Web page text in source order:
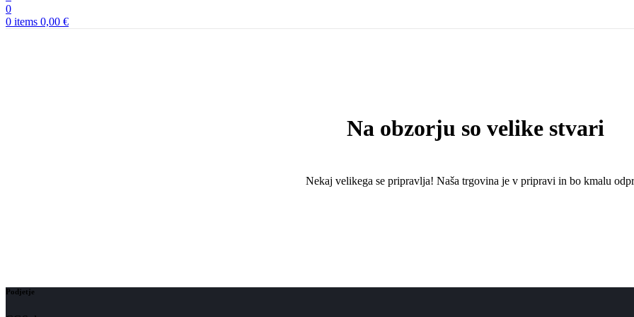
0
0 items 0,00 €
Na obzorju so velike stvari
Nekaj ​​velikega se pripravlja! Naša trgovina je v pripravi in ​​bo kmalu
Podjetje